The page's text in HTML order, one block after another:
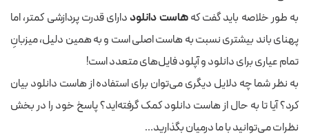
به طور خلاصه باید گفت کههاست دانلوددارای قدرت پردازشی کمتر، اما
پهنای باند بیشتری نسبت به هاست اصلی است و به همین دلیل، میزبانِ
تمام عیاری برای دانلود و آپلود فایل‌های متعدد است!
به نظر شما چه دلایل دیگری می‌توان برای استفاده از هاست دانلود بیان
کرد؟ آیا تا به حال از هاست دانلود کمک گرفته‌اید؟ پاسخ خود را در بخش
نظرات می‌توانید با ما درمیان بگذارید…